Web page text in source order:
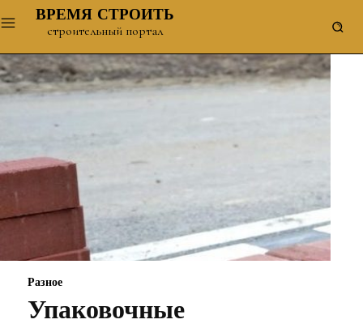
ВРЕМЯ СТРОИТЬ
строительный портал
Разное
Упаковочные